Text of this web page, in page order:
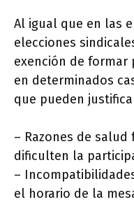
Al igual que en las
elecciones
exención de formar
en determinados
que pueden
– Razones de
dificulten la
–
el horario de la